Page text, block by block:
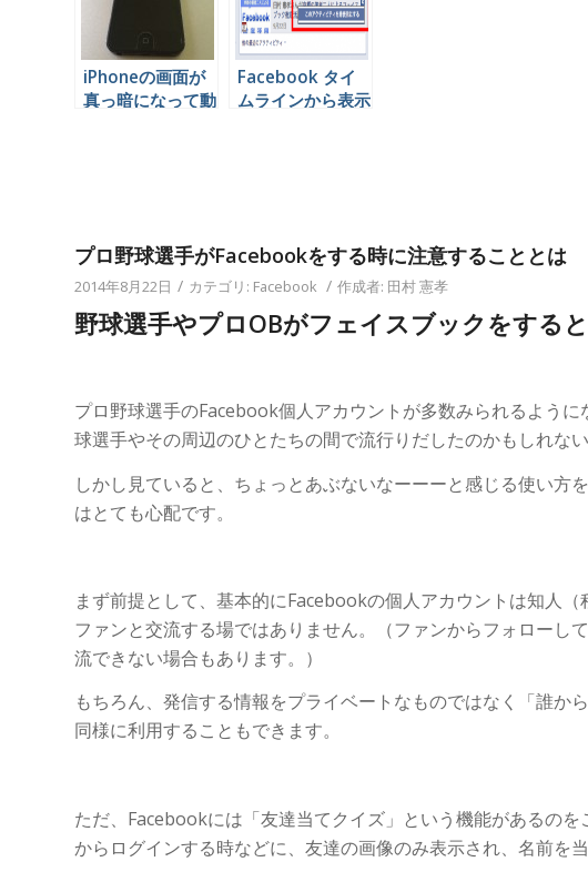
iPhoneの画面が
真っ暗になって動
Facebook タイ
ムラインから表示
プロ野球選手がFacebookをする時に注意することとは
2014年8月22日 / カテゴリ: Facebook / 作成者: 田村 憲孝
野球選手やプロOBがフェイスブックをする
プロ野球選手のFacebook個人アカウントが多数みられるよう
球選手やその周辺のひとたちの間で流行りだしたのかもしれない
しかし見ていると、ちょっとあぶないなーーーと感じる使い方
はとても心配です。
まず前提として、基本的にFacebookの個人アカウントは知人
ファンと交流する場ではありません。（ファンからフォローし
流できない場合もあります。）
もちろん、発信する情報をプライベートなものではなく「誰
同様に利用することもできます。
ただ、Facebookには「友達当てクイズ」という機能があるの
からログインする時などに、友達の画像のみ表示され、名前を